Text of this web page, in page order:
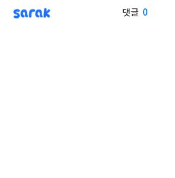
sarak 댓글 0